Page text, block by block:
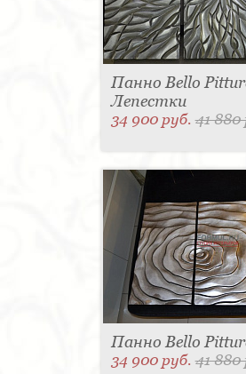
Панно Bello
Лепестки
34 900 руб.41 880
Панно Bello
34 900 руб.41 880